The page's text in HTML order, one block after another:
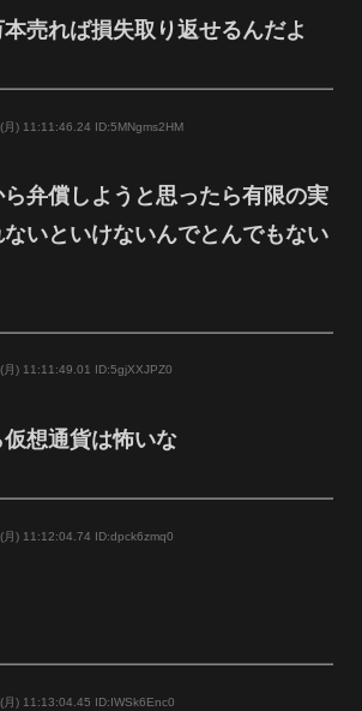
売れば損失取り返せるんだよ
) 11:11:46.24 ID:5MNgms2HM
弁償しようと思ったら有限の実
いといけないんでとんでもない
) 11:11:49.01 ID:5gjXXJPZ0
想通貨は怖いな
) 11:12:04.74 ID:dpck6zmq0
) 11:13:04.45 ID:IWSk6Enc0